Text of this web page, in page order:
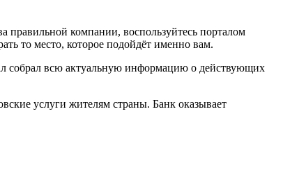
правильной компании, воспользуйтесь порталом
то место, которое подойдёт именно вам.
собрал всю актуальную информацию о действующих
услуги жителям страны. Банк оказывает